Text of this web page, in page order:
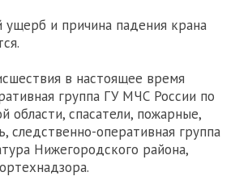
и причина падения крана
в настоящее время
группа ГУ МЧС России по
области, спасатели, пожарные,
следственно-оперативная группа
Нижегородского района,